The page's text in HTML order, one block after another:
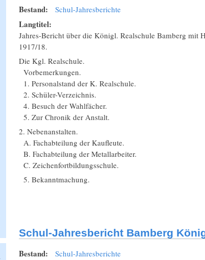
Bestand: Schul-Jahresberichte
Langtitel:
Jahres-Bericht über die Königl. Realschule Bamberg mit
1917/18.
Die Kgl. Realschule.
Vorbemerkungen.
1. Personalstand der K. Realschule.
2. Schüler-Verzeichnis.
4. Besuch der Wahlfächer.
5. Zur Chronik der Anstalt.
2. Nebenanstalten.
A. Fachabteilung der Kaufleute.
B. Fachabteilung der Metallarbeiter.
C. Zeichenfortbildungsschule.
5. Bekanntmachung.
Schul-Jahresbericht Bamberg
Bestand: Schul-Jahresberichte